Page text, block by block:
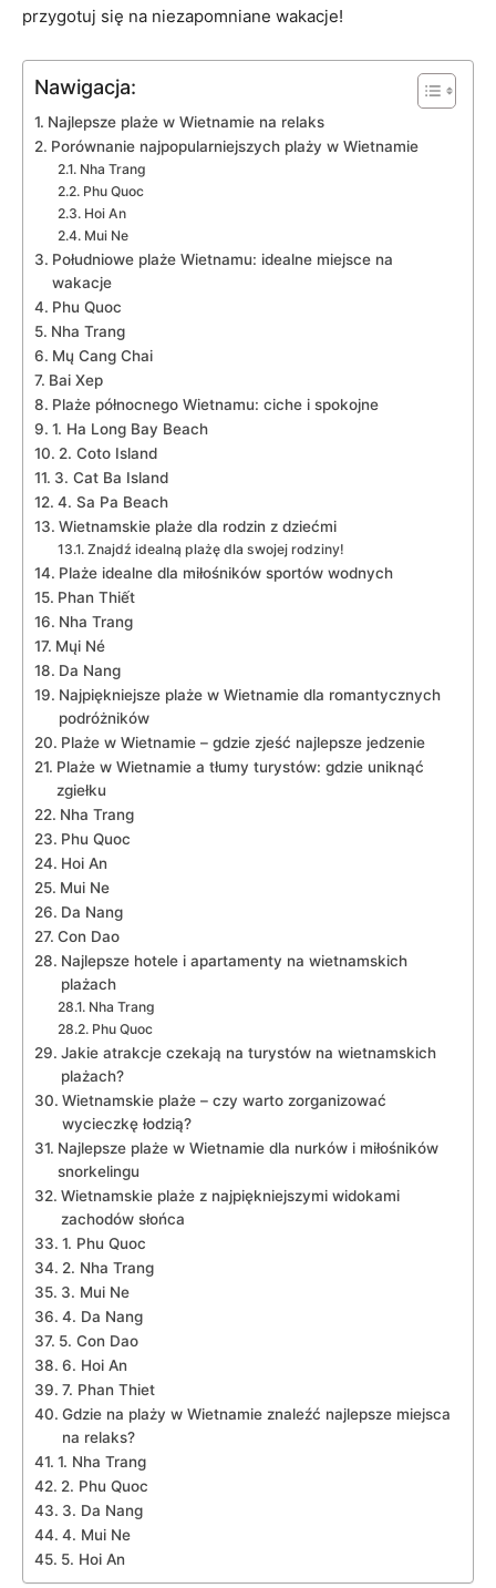
przygotuj się na⁤ niezapomniane wakacje!
Nawigacja:
Najlepsze plaże w⁣ Wietnamie na relaks
Porównanie najpopularniejszych plaży w Wietnamie
Nha Trang
Phu Quoc
Hoi An
Mui Ne
Południowe plaże Wietnamu: idealne miejsce na
wakacje
Phu Quoc
Nha Trang
Mų Cang Chai
Bai Xep
Plaże północnego⁢ Wietnamu: ciche i spokojne
1. Ha Long ‍Bay Beach
2. Coto Island
3. Cat Ba Island
4. Sa Pa Beach
Wietnamskie⁣ plaże dla⁢ rodzin z dziećmi
Znajdź​ idealną plażę dla swojej​ rodziny!
Plaże idealne dla⁤ miłośników sportów wodnych
Phan Thiết
Nha Trang
Mųi Né
Da Nang
Najpiękniejsze ‍plaże w ‍Wietnamie dla romantycznych
podróżników
Plaże w Wietnamie – ‍gdzie zjeść najlepsze jedzenie
Plaże w Wietnamie a tłumy turystów: gdzie uniknąć
zgiełku
Nha Trang
Phu Quoc
Hoi⁣ An
Mui Ne
Da ⁢Nang
Con ⁢Dao
Najlepsze hotele i ⁢apartamenty na wietnamskich
plażach
Nha⁢ Trang
Phu Quoc
Jakie atrakcje czekają na turystów​ na ‍wietnamskich
plażach?
Wietnamskie plaże – czy warto zorganizować
wycieczkę łodzią?
Najlepsze ​plaże⁣ w Wietnamie dla nurków i‌ miłośników
snorkelingu
Wietnamskie plaże z najpiękniejszymi ⁣widokami ​
zachodów słońca
1. Phu Quoc
2. Nha Trang
3. Mui⁤ Ne
4. Da Nang
5. Con Dao
6. Hoi An
7. Phan Thiet
Gdzie ⁢na plaży​ w Wietnamie znaleźć ‌najlepsze miejsca
na relaks?
1.⁤ Nha Trang
2. Phu Quoc
3. Da Nang
4. Mui⁢ Ne
5. Hoi An